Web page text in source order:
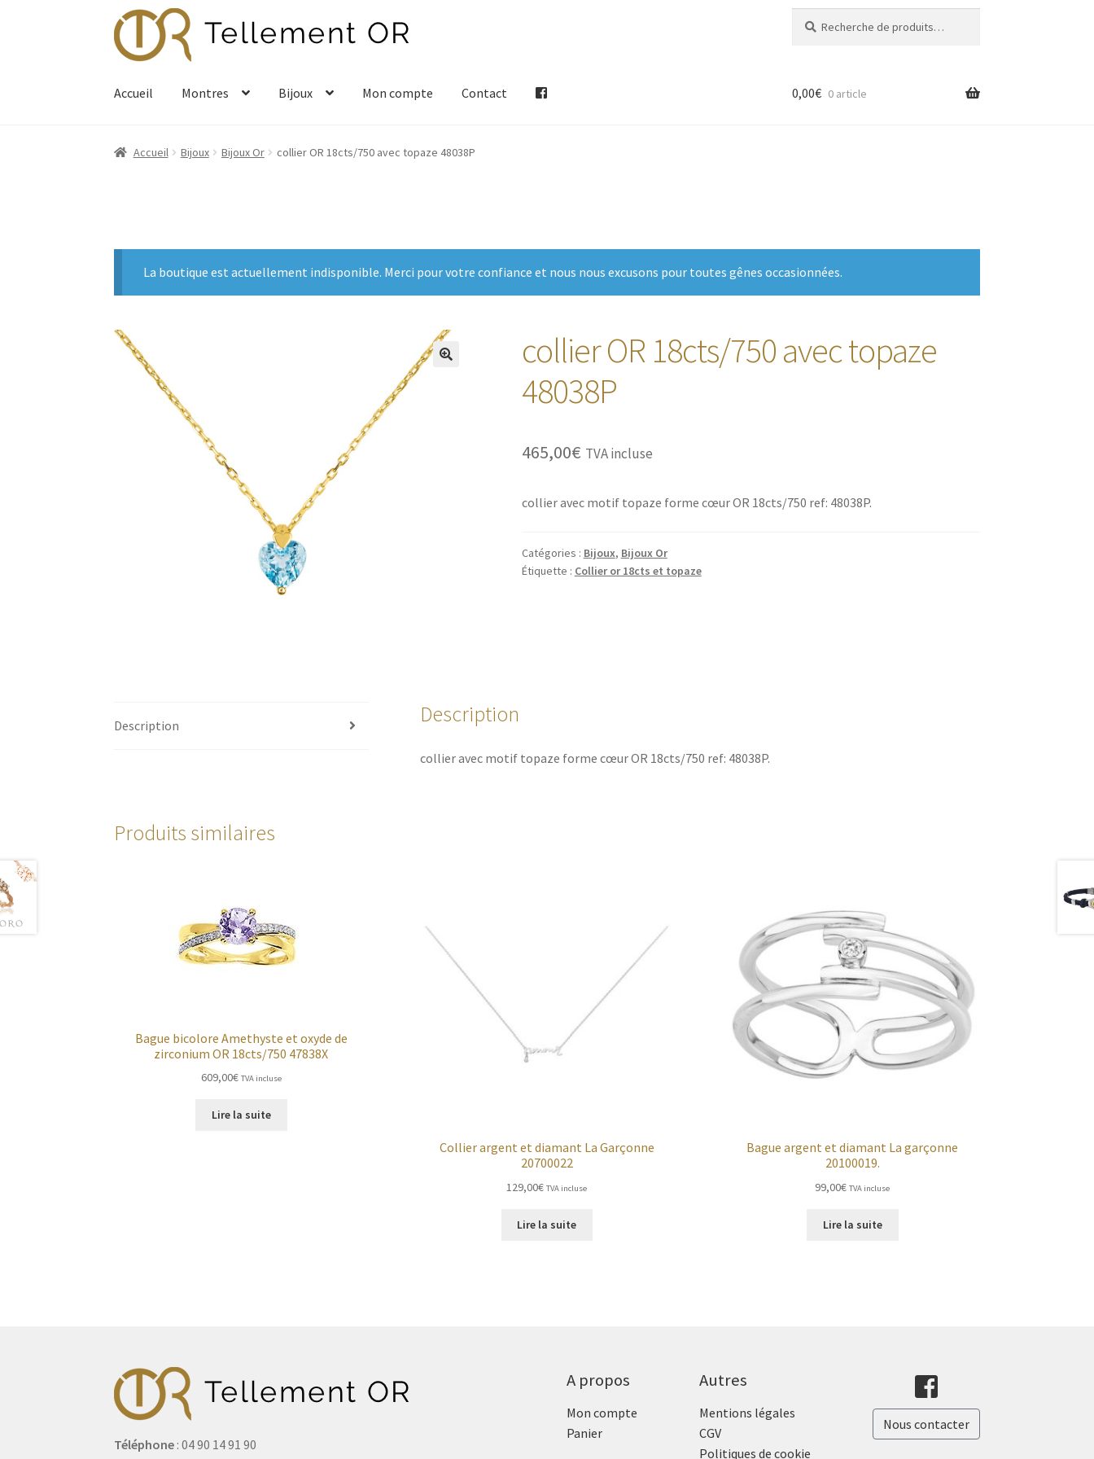
Aller
à
la
Aller
au
contenu
pour :
Accueil Montres Bijoux Mon compte Contact 0,00€ 0 article
Accueil Bijoux Bijoux Or collier OR 18cts/750 avec topaze 48038P
La boutique est actuellement indisponible. Merci pour votre confiance et nous nous excusons pour toutes gênes occasionnées.
collier OR 18cts/750 avec topaze
48038P
465,00€ TVA incluse
collier avec motif topaze forme cœur OR 18cts/750 ref: 48038P.
Catégories : Bijoux, Bijoux Or
Étiquette : Collier or 18cts et topaze
Description Description
collier avec motif topaze forme cœur OR 18cts/750 ref: 48038P.
Produits similaires
Bague bicolore Amethyste et oxyde de
zirconium OR 18cts/750 47838X
609,00€ TVA incluse
Lire la suite
Collier argent et diamant La Garçonne
20700022
129,00€ TVA incluse
Lire la suite
Bague argent et diamant La garçonne
20100019.
99,00€ TVA incluse
Lire la suite
Téléphone : 04 90 14 91 90
A propos
Mon compte
Panier
Autres
Mentions légales
CGV
Politiques de cookie
Nous contacter